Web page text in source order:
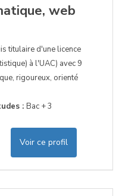
web
titulaire d'une licence
à l'UAC) avec 9
rigoureux, orienté
: Bac + 3
Voir ce profil